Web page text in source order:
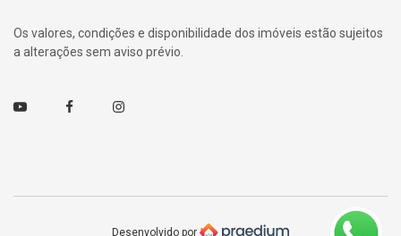
Os valores, condições e disponibilidade dos imóveis estão sujeitos
a alterações sem aviso prévio.
Youtube FacebookInstagram
Desenvolvido por